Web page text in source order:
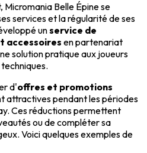
Belle Épine se
services et la régularité de ses
unservice de
accessoires en partenariat
solution pratique aux joueurs
d'offres et promotions
attractives pendant les périodes
Ces réductions permettent
ou de compléter sa
Voici quelques exemples de